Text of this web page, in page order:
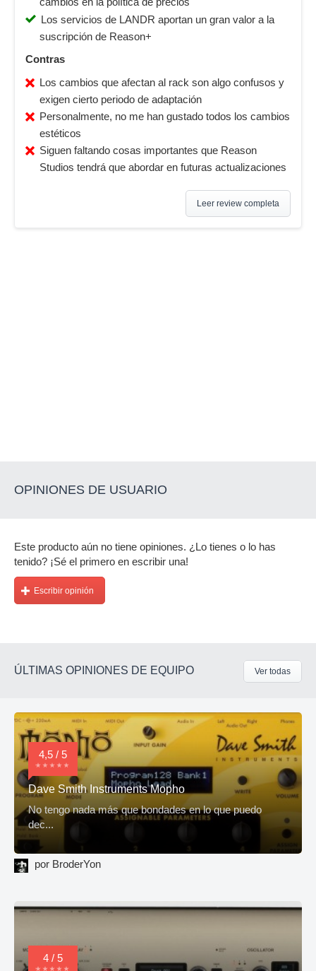
cambios en la política de precios
Los servicios de LANDR aportan un gran valor a la
suscripción de Reason+
Contras
Los cambios que afectan al rack son algo confusos y
exigen cierto periodo de adaptación
Personalmente, no me han gustado todos los cambios
estéticos
Siguen faltando cosas importantes que Reason
Studios tendrá que abordar en futuras actualizaciones
Leer review completa
OPINIONES DE USUARIO
Este producto aún no tiene opiniones. ¿Lo tienes o lo has
tenido? ¡Sé el primero en escribir una!
Escribir opinión
ÚLTIMAS OPINIONES DE EQUIPO Ver todas
4,5 / 5
Dave Smith Instruments Mopho
No tengo nada más que bondades en lo que puedo
dec...
por BroderYon
4 / 5